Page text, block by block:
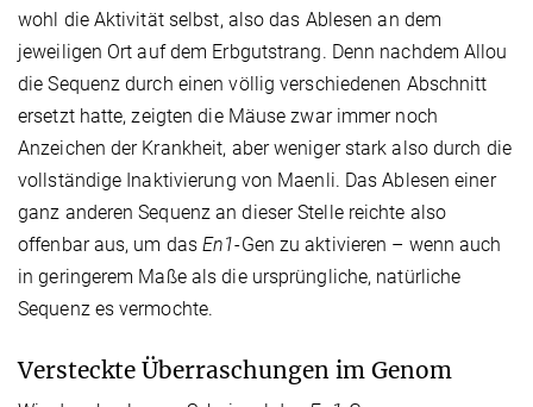
wohl die Aktivität selbst, also das Ablesen an dem
jeweiligen Ort auf dem Erbgutstrang. Denn nachdem Allou
die Sequenz durch einen völlig verschiedenen Abschnitt
ersetzt hatte, zeigten die Mäuse zwar immer noch
Anzeichen der Krankheit, aber weniger stark also durch die
vollständige Inaktivierung von Maenli. Das Ablesen einer
ganz anderen Sequenz an dieser Stelle reichte also
offenbar aus, um dasEn1-Gen zu aktivieren – wenn auch
in geringerem Maße als die ursprüngliche, natürliche
Sequenz es vermochte.
Versteckte Überraschungen im Genom